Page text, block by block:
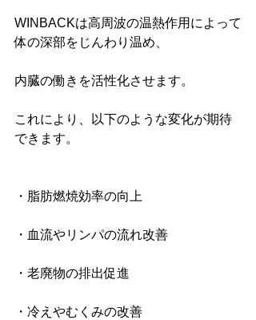
WINBACKは高周波の温熱作用によって
体の深部をじんわり温め、
内臓の働きを活性化させます。
これにより、以下のような変化が期待
できます。
・脂肪燃焼効率の向上
・血流やリンパの流れ改善
・老廃物の排出促進
・冷えやむくみの改善